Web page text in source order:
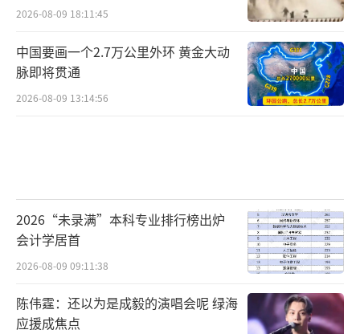
2026-08-09 18:11:45
中国要画一个2.7万公里外环 黄金大动
脉即将贯通
2026-08-09 13:14:56
2026“未录满”本科专业排行榜出炉
会计学居首
2026-08-09 09:11:38
陈伟霆：还以为是成毅的演唱会呢 绿海
应援成焦点